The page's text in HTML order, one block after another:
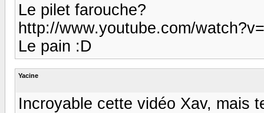
Le pilet farouche?
http://www.youtube.com/
Le pain :D
Yacine
Incroyable cette vidéo Xav, mais